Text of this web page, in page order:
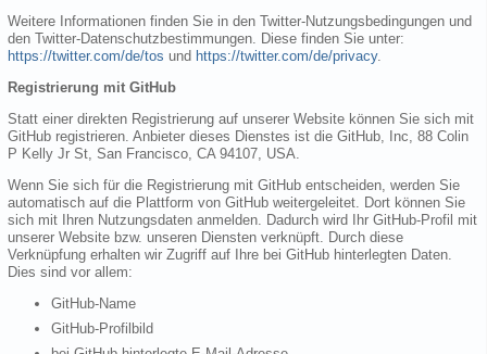
Weitere Informationen finden Sie in den Twitter-Nutzungsbedingungen und
den Twitter-Datenschutzbestimmungen. Diese finden Sie unter:
https://twitter.com/de/tos und https://twitter.com/de/privacy.
Registrierung mit GitHub
Statt einer direkten Registrierung auf unserer Website können Sie sich mit
GitHub registrieren. Anbieter dieses Dienstes ist die GitHub, Inc, 88 Colin
P Kelly Jr St, San Francisco, CA 94107, USA.
Wenn Sie sich für die Registrierung mit GitHub entscheiden, werden Sie
automatisch auf die Plattform von GitHub weitergeleitet. Dort können Sie
sich mit Ihren Nutzungsdaten anmelden. Dadurch wird Ihr GitHub-Profil mit
unserer Website bzw. unseren Diensten verknüpft. Durch diese
Verknüpfung erhalten wir Zugriff auf Ihre bei GitHub hinterlegten Daten.
Dies sind vor allem:
GitHub-Name
GitHub-Profilbild